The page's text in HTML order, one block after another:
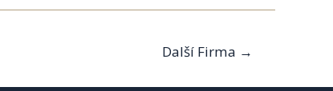
Další Firma →